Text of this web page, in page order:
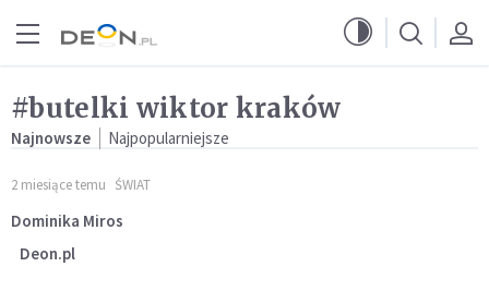
#butelki wiktor kraków
Najnowsze Najpopularniejsze
2 miesiące temu ŚWIAT
Dominika Miros
Deon.pl